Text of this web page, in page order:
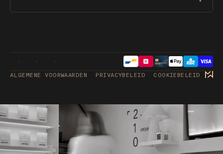
ALGEMENE VOORWAARDEN PRIVACYBELEID COOKIEBELEID